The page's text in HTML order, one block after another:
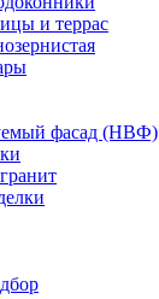
и террас
фасад (НВФ)